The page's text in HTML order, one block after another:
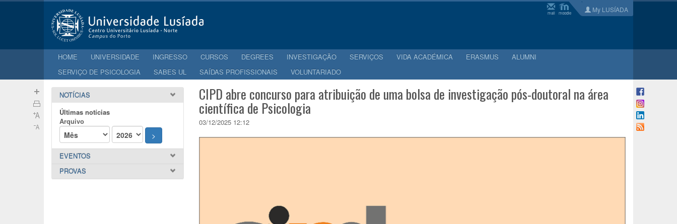
mail moodle My LUSÍADA
HOME UNIVERSIDADE INGRESSO CURSOS DEGREES INVESTIGAÇÃO SERVIÇOS VIDA ACADÉMICA ERASMUS
ALUMNI
SERVIÇO DE PSICOLOGIA
SABES UL SAÍDAS PROFISSIONAIS VOLUNTARIADO
NOTÍCIAS
Últimas notícias
Arquivo
>
EVENTOS
PROVAS
CIPD abre concurso para atribuição de uma bolsa de investigação pós-doutoral na área
científica de Psicologia
03/12/2025 12:12